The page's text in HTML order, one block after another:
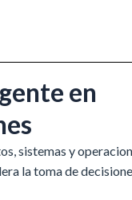
en
sistemas y
la toma de